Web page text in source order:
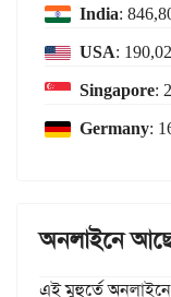
India:
USA:
Singapore:
Germany:
অনলাইনে
এই মুহুর্তে